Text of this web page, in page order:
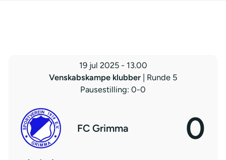
19 jul 2025 - 13.00
Venskabskampe klubber
| Runde 5
Pausestilling: 0-0
FC Grimma 0